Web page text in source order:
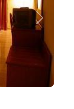
Weiter